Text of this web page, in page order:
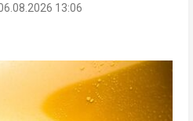
13:06